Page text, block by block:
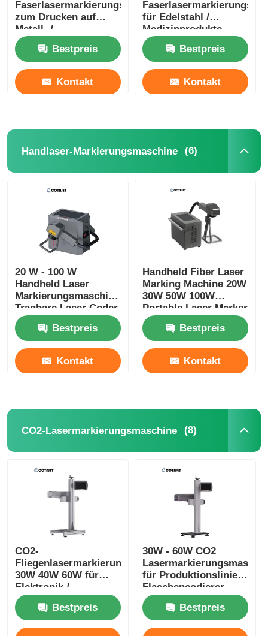
Faserlasermarkierungsmaschine
zum Drucken auf
Metall- /
Aluminiumdeckeln
Bestpreis
Kontakt
für Edelstahl /
Medizinprodukte
Bestpreis
Kontakt
Handlaser-Markierungsmaschine (6)
20 W - 100 W
Handheld Laser
Markierungsmaschine
Tragbare Laser Coder
Maschine
Bestpreis
Kontakt
Handheld Fiber Laser
Marking Machine 20W
30W 50W 100W
Portable Laser Marker
For Metal
Bestpreis
Kontakt
CO2-Lasermarkierungsmaschine (8)
CO2-
Fliegenlasermarkierungsmaschine
30W 40W 60W für
Elektronik /
Pharmazeutika
Bestpreis
30W - 60W CO2
für Produktionslinien-
Flaschencodierer
Bestpreis